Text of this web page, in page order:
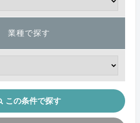
業種で探す
この条件で探す